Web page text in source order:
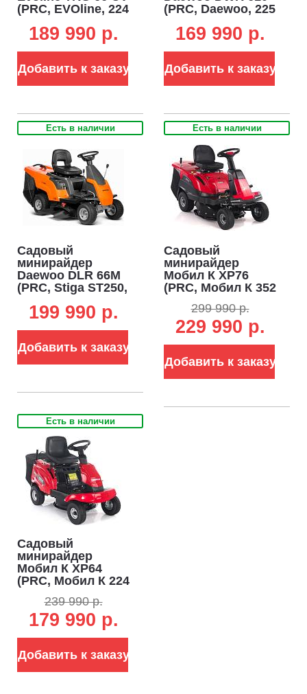
(PRC, EVOline, 224
CVT,
травосборник 150
кошения 66 см, 3
в 1, 130 кг)
189 990 p.
Добавить к заказу
(PRC, Daewoo, 225
полуавтомат CVT,
травосборник 150
кошения 61 см., 3
в 1, 127 кг.)
169 990 p.
Добавить к заказу
Есть в наличии
Садовый
минирайдер
Daewoo DLR 66M
(PRC, Stiga ST250,
механика 4/1,
травосборник 150
кошения 66 см., 3
в 1, 130,5 кг.)
199 990 p.
Добавить к заказу
Есть в наличии
Садовый
минирайдер
Мобил К XP76
(PRC, Мобил К 352
гидростатика,
травосборник 130
л, ширина
кошения 76 см,
164.5 кг)
299 990 р.
229 990 р.
Добавить к заказу
Есть в наличии
Садовый
минирайдер
Мобил К XP64
(PRC, Мобил К 224
гидростатика,
травосборник 130
л, ширина
кошения 66 см,
125 кг)
239 990 р.
179 990 р.
Добавить к заказу